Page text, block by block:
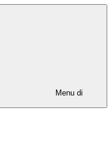
Menu di